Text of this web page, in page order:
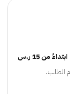
ابتداءً من 15 ر.س
الطلب.